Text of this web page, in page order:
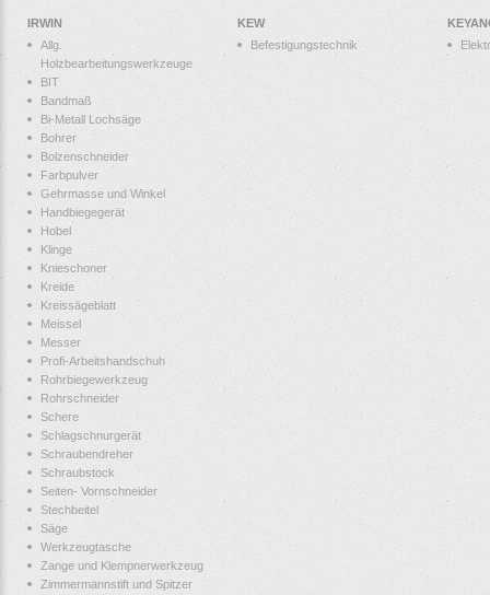
IRWIN
Allg.
Holzbearbeitungswerkzeuge
BIT
Bandmaß
Bi-Metall Lochsäge
Bohrer
Bolzenschneider
Farbpulver
Gehrmasse und Winkel
Handbiegegerät
Hobel
Klinge
Knieschoner
Kreide
Kreissägeblatt
Meissel
Messer
Profi-Arbeitshandschuh
Rohrbiegewerkzeug
Rohrschneider
Schere
Schlagschnurgerät
Schraubendreher
Schraubstock
Seiten- Vornschneider
Stechbeitel
Säge
Werkzeugtasche
Zange und Klempnerwerkzeug
Zimmermannstift und Spitzer
KEW
Befestigungstechnik